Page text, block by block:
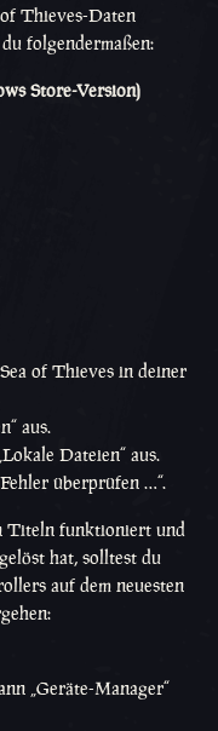
Thieves-Daten
folgendermaßen:
Store-Version)
of Thieves in deiner
aus.
Dateien“ aus.
überprüfen …“.
Titeln funktioniert und
hat, solltest du
auf dem neuesten
„Geräte-Manager“